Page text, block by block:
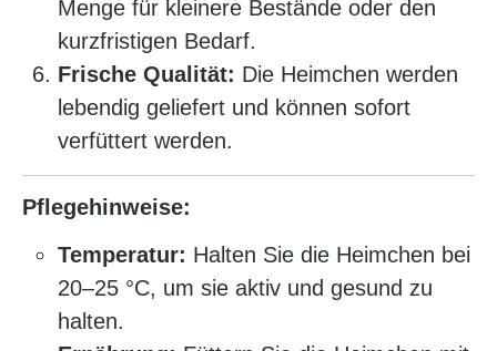
Menge für kleinere Bestände oder den
kurzfristigen Bedarf.
Frische Qualität: Die Heimchen werden
lebendig geliefert und können sofort
verfüttert werden.
Pflegehinweise:
Temperatur: Halten Sie die Heimchen bei
20–25 °C, um sie aktiv und gesund zu
halten.